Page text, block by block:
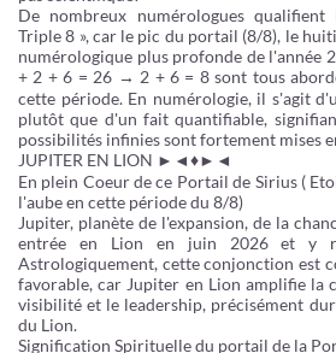
De nombreux numérologues qualifient
Triple 8 », car le pic du portail (8/8), le
numérologique plus profonde de l'année
+ 2 + 6 = 26 → 2 + 6 = 8 sont tous
cette période. En numérologie, il s'agit
plutôt que d'un fait quantifiable,
possibilités infinies sont fortement mises
JUPITER EN LION ►◄♦►◄
En plein Coeur de ce Portail de Sirius (
l'aube en cette période du 8/8)
Jupiter, planète de l'expansion, de la
entrée en Lion en juin 2026 et y
Astrologiquement, cette conjonction est
favorable, car Jupiter en Lion amplifie la
visibilité et le leadership, précisément
du Lion.
Signification Spirituelle du portail de la